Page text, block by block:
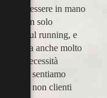
di essere in mano
non solo
sul running, e
città, ma anche molto
alle necessità
Ci sentiamo
amici, non clienti